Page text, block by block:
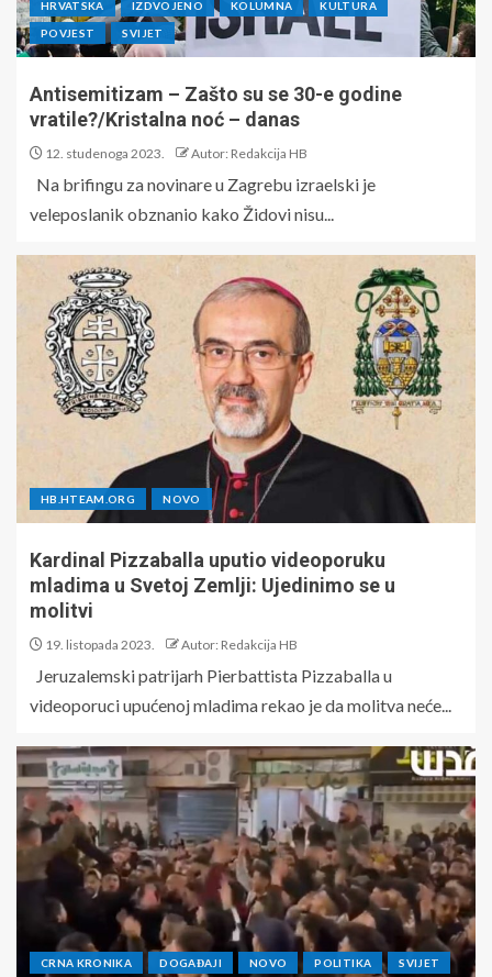
HRVATSKA IZDVOJENO KOLUMNA KULTURA
POVJEST SVIJET
Antisemitizam – Zašto su se 30-e godine
vratile?/Kristalna noć – danas
12. studenoga 2023. Autor: Redakcija HB
Na brifingu za novinare u Zagrebu izraelski je
veleposlanik obznanio kako Židovi nisu...
HB.HTEAM.ORG NOVO
Kardinal Pizzaballa uputio videoporuku
mladima u Svetoj Zemlji: Ujedinimo se u
molitvi
19. listopada 2023. Autor: Redakcija HB
Jeruzalemski patrijarh Pierbattista Pizzaballa u
videoporuci upućenoj mladima rekao je da molitva neće...
CRNA KRONIKA DOGAĐAJI NOVO POLITIKA SVIJET